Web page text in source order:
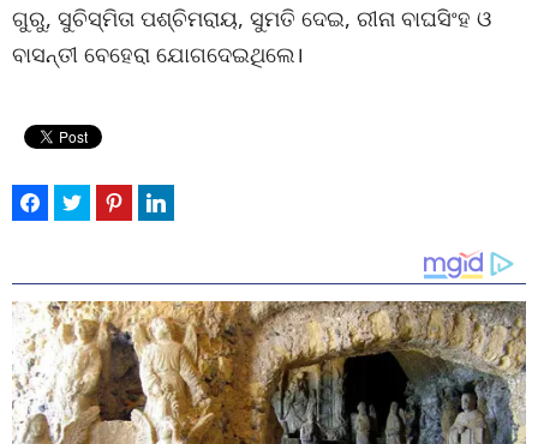
ଗୁରୁ, ସୁଚିସ୍ମିତା ପଶ୍ଚିମରାୟ, ସୁମତି ଦେଇ, ରୀନା ବାଘସିଂହ ଓ
ବାସନ୍ତୀ ବେହେରା ଯୋଗଦେଇଥିଲେ।